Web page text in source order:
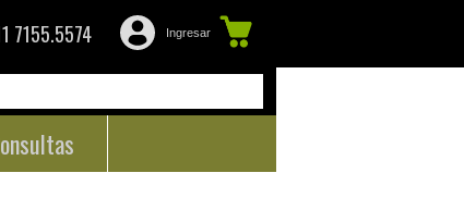
7155.5574 Ingresar